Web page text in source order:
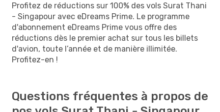
Profitez de réductions sur 100% des vols Surat Thani
- Singapour avec eDreams Prime. Le programme
d'abonnement eDreams Prime vous offre des
réductions dès le premier achat sur tous les billets
d'avion, toute l’année et de manière illimitée.
Profitez-en !
Questions fréquentes à propos de